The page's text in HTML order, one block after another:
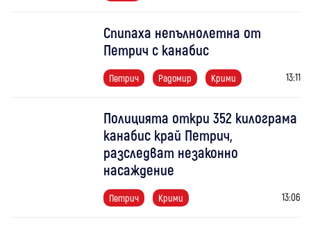
Спипаха непълнолетна от
Петрич с канабис
Петрич Радомир Крими 13:11
Полицията откри 352 килограма
канабис край Петрич,
разследват незаконно
насаждение
Петрич Крими 13:06